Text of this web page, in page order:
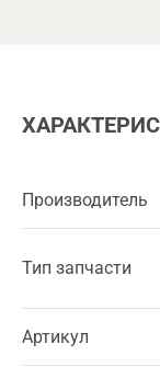
Производитель
Тип запчасти
Артикул